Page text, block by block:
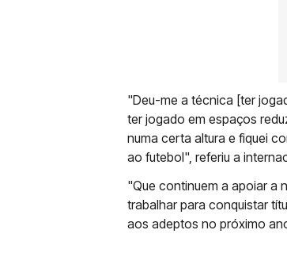
"Deu-me a técnica [ter
ter jogado em espaços
numa certa altura e fiquei
ao futebol", referiu a
"Que continuem a apoiar a
trabalhar para conquistar
aos adeptos no próximo